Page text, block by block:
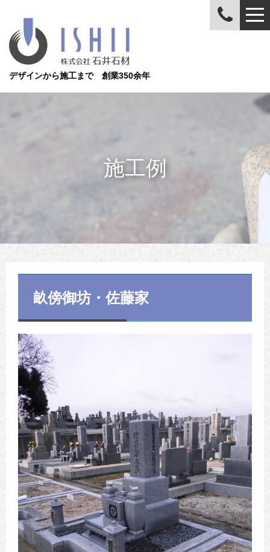
デザインから施工まで 創業350余年
施工例
畝傍御坊・佐藤家